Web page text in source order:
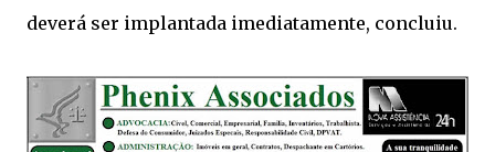
deverá ser implantada imediatamente, concluiu.